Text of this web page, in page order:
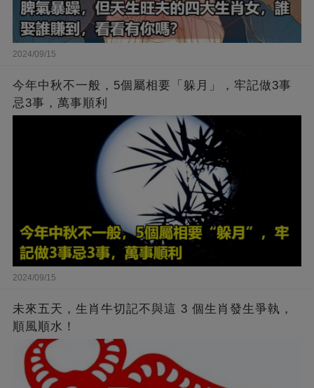
2024/09/15
今年中秋不一般，5個屬相要「躲月」，牢記做3事
忌3事，萬事順利
2024/09/15
未來五天，生肖牛切記不與這 3 個生肖發生爭執，
順風順水！